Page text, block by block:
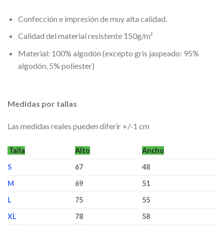
Confección e impresión de muy alta calidad.
Calidad del material resistente 150g/m²
Material: 100% algodón (excepto gris jaspeado: 95%
algodón, 5% poliester)
Medidas por tallas
Las medidas reales pueden diferir +/-1 cm
Talla Alto
Ancho
S
67
48
M
69
51
L
75
55
XL
78
58